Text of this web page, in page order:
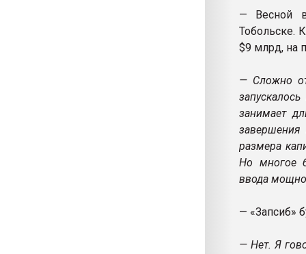
— Весной
Тобольске.
$9 млрд, на
— Сложно
занимает
завершения
размера
Но многое
ввода
— «Запсиб»
— Нет. Я